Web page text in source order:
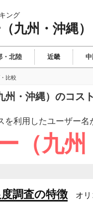
ング
九州・沖縄）
・北陸 近畿 中
比較
州・沖縄）のコ
を利用したユーザー名
（九
調査の特徴 オ